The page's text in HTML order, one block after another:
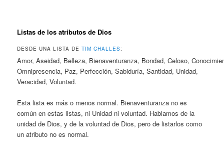
Listas de los atributos de Dios
DESDE UNA LISTA DETIM CHALLES:
Amor, Aseidad, Belleza, Bienaventuranza, Bondad, Celoso,
Omnipresencia, Paz, Perfección, Sabiduría, Santidad, Unidad,
Veracidad, Voluntad.
Esta lista es más o menos normal. Bienaventuranza no es
común en estas listas, ni Unidad ni voluntad. Hablamos de la
unidad de Dios, y de la voluntad de Dios, pero de listarlos como
un atributo no es normal.